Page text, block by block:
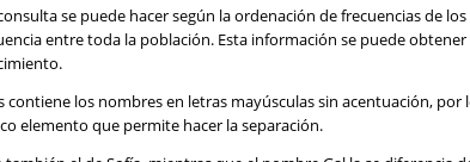
se puede hacer según la ordenación de frecuencias de
entre toda la población. Esta información se puede
los nombres en letras mayúsculas sin acentuación, por
elemento que permite hacer la separación.